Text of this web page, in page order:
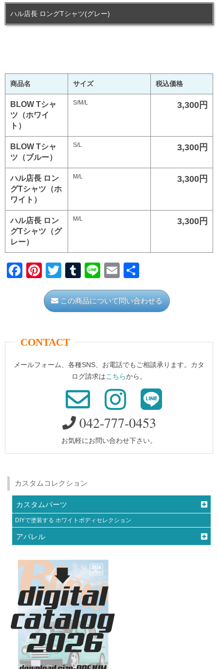
ハル店長 ロングTシャツ(グレー)
商品名 サイズ 税込価格
BLOW Tシャ
ツ（ホワイ
ト）
S/M/L 3,300円
BLOW Tシャ
ツ（ブルー）
S/L 3,300円
ハル店長 ロン
グTシャツ（ホ
ワイト）
M/L 3,300円
ハル店長 ロン
グTシャツ（グ
レー）
M/L 3,300円
F
o
o
Pi
nt
er
e
T
wi
tt
er
T
u
m
bl
Li
n
e
E
m
ail
有
この商品について問い合わせる
CONTACT
メールフォーム、各種SNS、お電話でもご相談承ります。カタ
ログ請求はこちらから。
042-777-0453
お気軽にお問い合わせ下さい。
カスタムコレクション
カスタムパーツ
DIYで塗装する ホワイトボディセレクション
アパレル